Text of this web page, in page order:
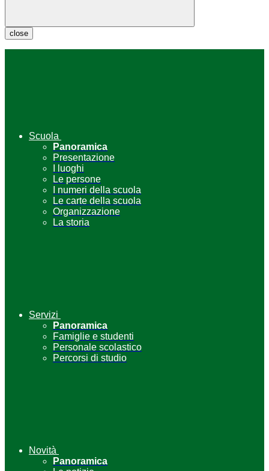
close
Scuola
Panoramica
Presentazione
I luoghi
Le persone
I numeri della scuola
Le carte della scuola
Organizzazione
La storia
Servizi
Panoramica
Famiglie e studenti
Personale scolastico
Percorsi di studio
Novità
Panoramica